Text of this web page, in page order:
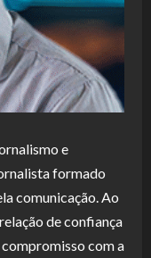
e
formado
comunicação. Ao
de confiança
com a